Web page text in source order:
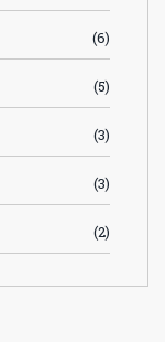
(6)
(5)
(3)
(3)
(2)